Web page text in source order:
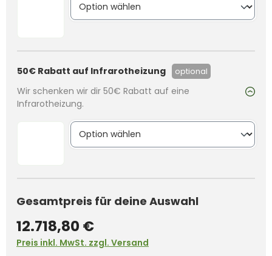
50€ Rabatt auf Infrarotheizung optional
Wir schenken wir dir 50€ Rabatt auf eine
Infrarotheizung.
Gesamtpreis für deine Auswahl
12.718,80 €
Preis inkl. MwSt. zzgl. Versand